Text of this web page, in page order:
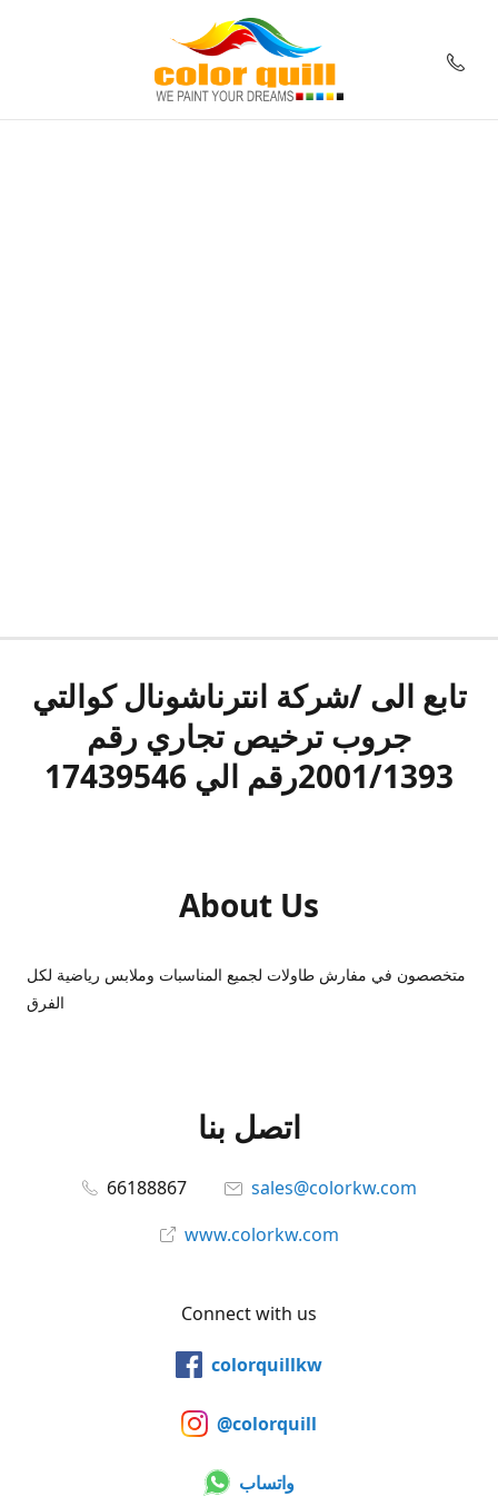
تابع الى /شركة انترناشونال كوالتي
جروب ترخيص تجاري رقم
2001/1393رقم الي 17439546
About Us
متخصصون في مفارش طاولات لجميع المناسبات وملابس رياضية لكل
الفرق
اتصل بنا
66188867
sales@colorkw.com
www.colorkw.com
Connect with us
colorquillkw
@colorquill
واتساب